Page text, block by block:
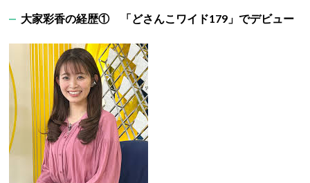
大家彩香の経歴① 「どさんこワイド179 」でデビュー